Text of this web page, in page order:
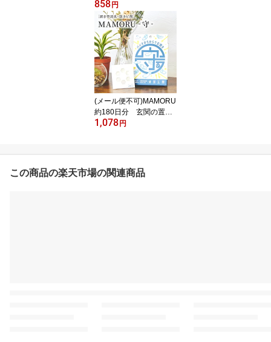
使用したアルコールフリ
ー＆香料フリーのマスク
用除菌消臭スプレー M
ENAGE PLUS KAI-快-
メナージュプラス カ
イ 塩化ベンザルコニウ
ム配合
858円
(メール便不可)MAMORU
約180日分 玄関の置き
型消臭・除菌・抗ウイル
1,078円
この商品の楽天市場の関連商品